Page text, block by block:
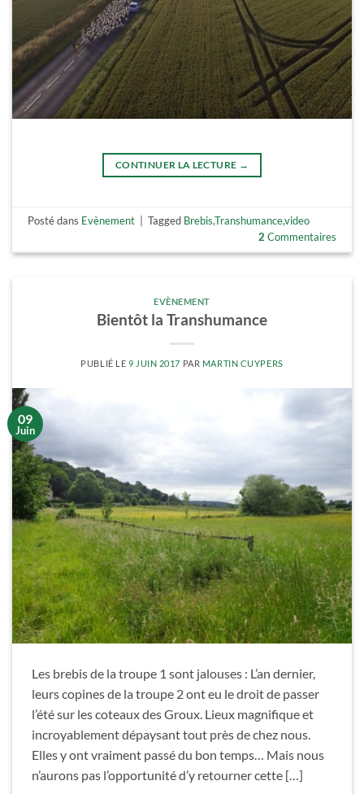
CONTINUER LA LECTURE →
Posté dans Evènement Tagged Brebis,Transhumance,video
2 Commentaires
EVÈNEMENT
Bientôt la Transhumance
PUBLIÉ LE 9 JUIN 2017 PAR MARTIN CUYPERS
09
Juin
Les brebis de la troupe 1 sont jalouses : L’an dernier,
leurs copines de la troupe 2 ont eu le droit de passer
l’été sur les coteaux des Groux. Lieux magnifique et
incroyablement dépaysant tout près de chez nous.
Elles y ont vraiment passé du bon temps… Mais nous
n’aurons pas l’opportunité d’y retourner cette […]